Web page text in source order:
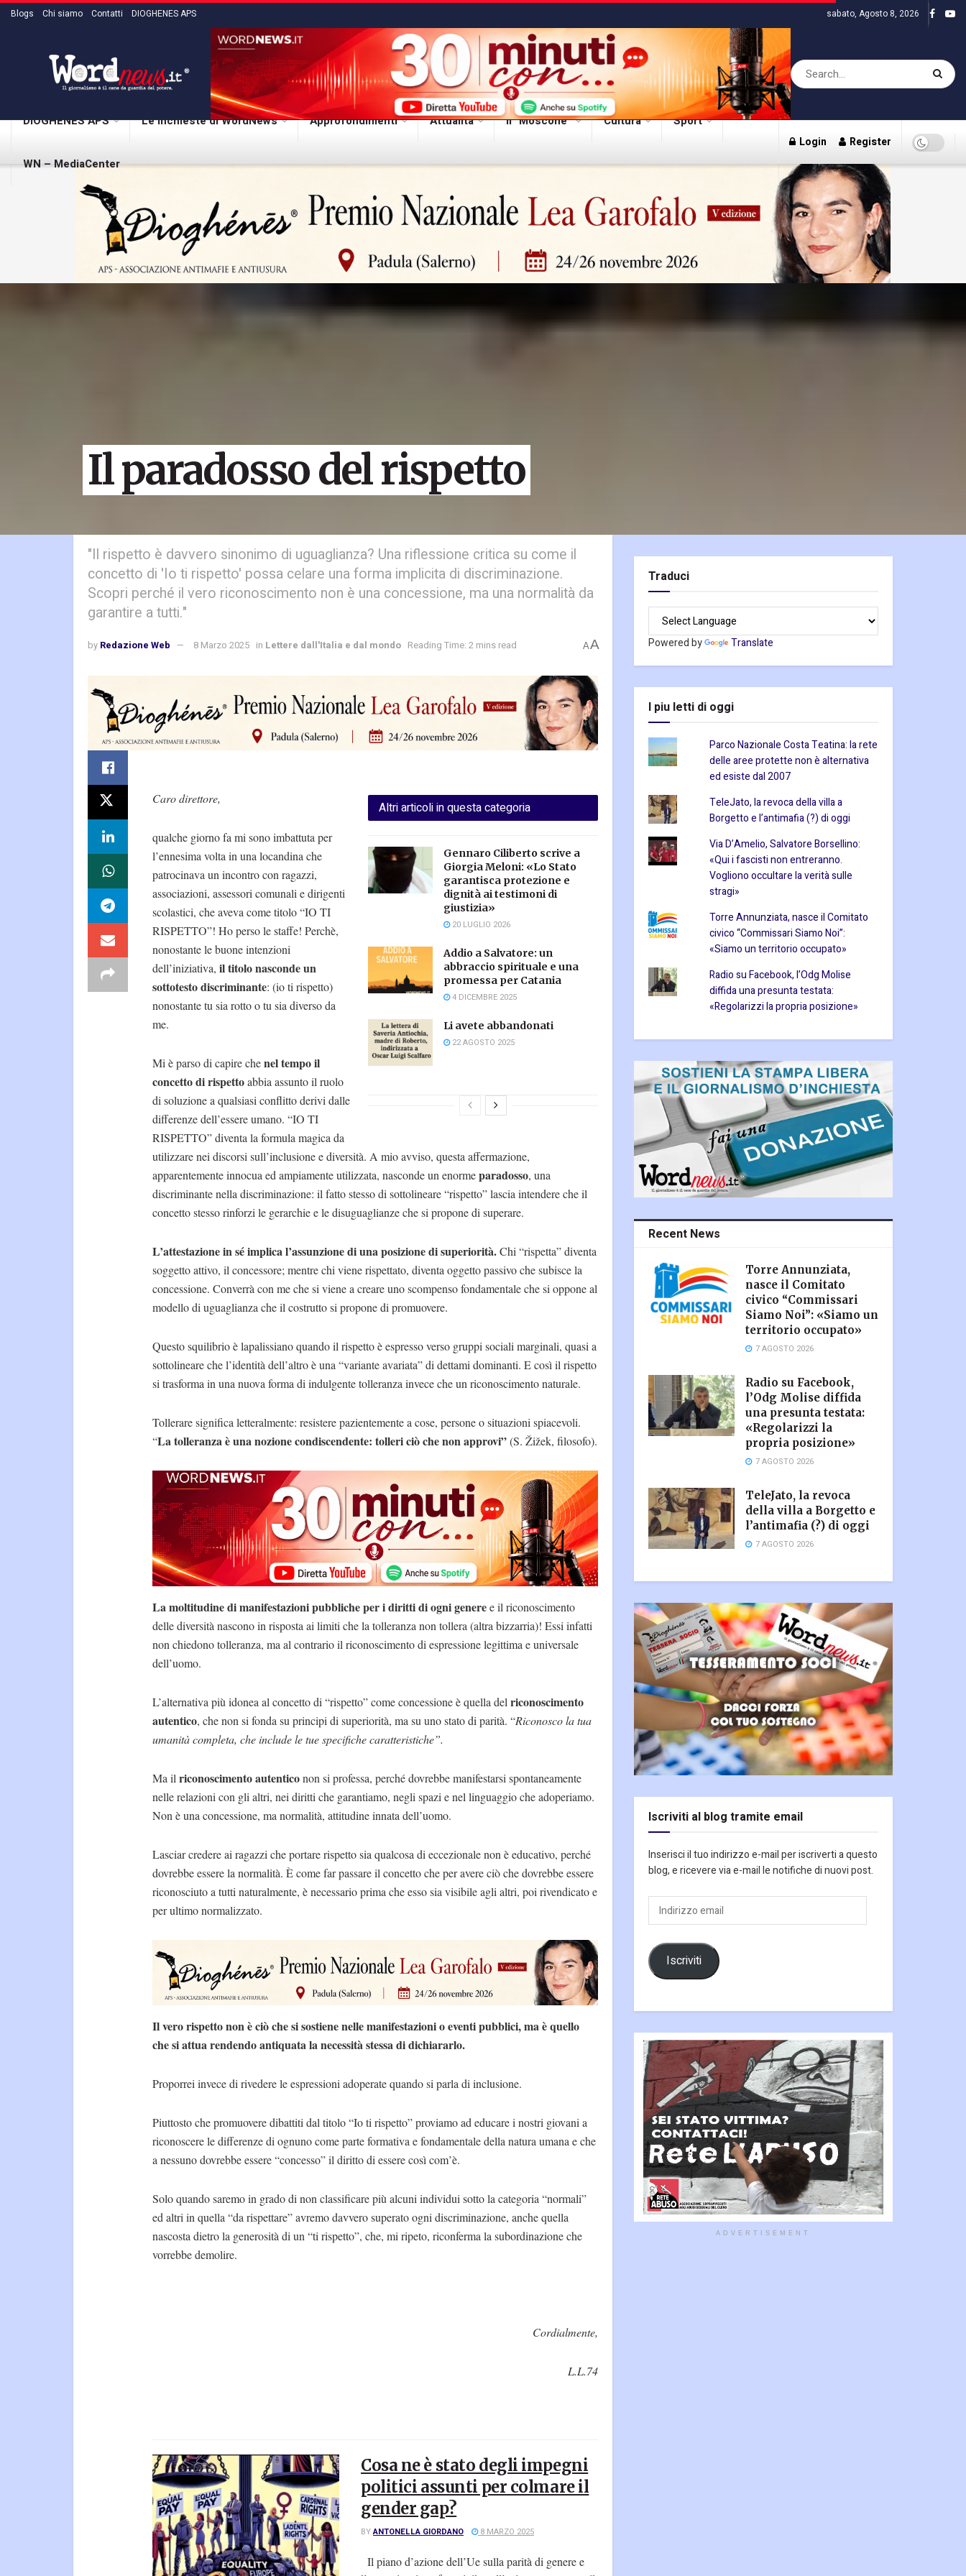
Blogs Chi siamo Contatti DIOGHENES APS sabato, Agosto 8, 2026
DIOGHENES APS Le inchieste di WordNews Approfondimenti Attualità Il “Moscone” Cultura Sport
WN – MediaCenter
Login Register
Il paradosso del rispetto
"Il rispetto è davvero sinonimo di uguaglianza? Una riflessione critica su come il
concetto di 'Io ti rispetto' possa celare una forma implicita di discriminazione.
Scopri perché il vero riconoscimento non è una concessione, ma una normalità da
garantire a tutti."
by Redazione Web 8 Marzo 2025 in Lettere dall'Italia e dal mondo Reading Time: 2 mins read AA
Altri articoli in questa categoria
Gennaro Ciliberto scrive a
Giorgia Meloni: «Lo Stato
garantisca protezione e
dignità ai testimoni di
giustizia»
20 LUGLIO 2026
Addio a Salvatore: un
abbraccio spirituale e una
promessa per Catania
4 DICEMBRE 2025
Li avete abbandonati
22 AGOSTO 2025
Caro direttore,
qualche giorno fa mi sono imbattuta per
l’ennesima volta in una locandina che
patrocinava un incontro con ragazzi,
associazioni, assessori comunali e dirigenti
scolastici, che aveva come titolo “IO TI
RISPETTO”! Ho perso le staffe! Perchè,
nonostante le buone intenzioni
dell’iniziativa, il titolo nasconde un
sottotesto discriminante: (io ti rispetto)
nonostante tu sia rotto o tu sia diverso da
me.
Mi è parso di capire chenel tempo il
concetto di rispettoabbia assunto il ruolo
di soluzione a qualsiasi conflitto derivi dalle
differenze dell’essere umano. “IO TI
RISPETTO” diventa la formula magica da
utilizzare nei discorsi sull’inclusione e diversità. A mio avviso, questa affermazione,
apparentemente innocua ed ampiamente utilizzata, nasconde un enormeparadosso, una
discriminante nella discriminazione: il fatto stesso di sottolineare “rispetto” lascia intendere che il
concetto stesso rinforzi le gerarchie e le disuguaglianze che si propone di superare.
L’attestazione in sé implica l’assunzione di una posizione di superiorità.Chi “rispetta” diventa
soggetto attivo, il concessore; mentre chi viene rispettato, diventa oggetto passivo che subisce la
concessione. Converrà con me che si viene a creare uno scompenso fondamentale che si oppone al
modello di uguaglianza che il costrutto si propone di promuovere.
Questo squilibrio è lapalissiano quando il rispetto è espresso verso gruppi sociali marginali, quasi a
sottolineare che l’identità dell’altro è una “variante avariata” di dettami dominanti. E così il rispetto
si trasforma in una nuova forma di indulgente tolleranza invece che un riconoscimento naturale.
Tollerare significa letteralmente: resistere pazientemente a cose, persone o situazioni spiacevoli.
“La tolleranza è una nozione condiscendente: tolleri ciò che non approvi”(S. Žižek, filosofo).
La moltitudine di manifestazioni pubbliche per i diritti di ogni generee il riconoscimento
delle diversità nascono in risposta ai limiti che la tolleranza non tollera (altra bizzarria)! Essi infatti
non chiedono tolleranza, ma al contrario il riconoscimento di espressione legittima e universale
dell’uomo.
L’alternativa più idonea al concetto di “rispetto” come concessione è quella del riconoscimento
autentico, che non si fonda su principi di superiorità, ma su uno stato di parità. “Riconosco la tua
umanità completa, che include le tue specifiche caratteristiche”.
Ma il riconoscimento autenticonon si professa, perché dovrebbe manifestarsi spontaneamente
nelle relazioni con gli altri, nei diritti che garantiamo, negli spazi e nel linguaggio che adoperiamo.
Non è una concessione, ma normalità, attitudine innata dell’uomo.
Lasciar credere ai ragazzi che portare rispetto sia qualcosa di eccezionale non è educativo, perché
dovrebbe essere la normalità. È come far passare il concetto che per avere ciò che dovrebbe essere
riconosciuto a tutti naturalmente, è necessario prima che esso sia visibile agli altri, poi rivendicato e
per ultimo normalizzato.
Il vero rispetto non è ciò che si sostiene nelle manifestazioni o eventi pubblici, ma è quello
che si attua rendendo antiquata la necessità stessa di dichiararlo.
Proporrei invece di rivedere le espressioni adoperate quando si parla di inclusione.
Piuttosto che promuovere dibattiti dal titolo “Io ti rispetto” proviamo ad educare i nostri giovani a
riconoscere le differenze di ognuno come parte formativa e fondamentale della natura umana e che
a nessuno dovrebbe essere “concesso” il diritto di essere così com’è.
Solo quando saremo in grado di non classificare più alcuni individui sotto la categoria “normali”
ed altri in quella “da rispettare” avremo davvero superato ogni discriminazione, anche quella
nascosta dietro la generosità di un “ti rispetto”, che, mi ripeto, riconferma la subordinazione che
vorrebbe demolire.
Cordialmente,
L.L.74
Cosa ne è stato degli impegni
politici assunti per colmare il
gender gap?
BYANTONELLA GIORDANO 8 MARZO 2025
Il piano d’azione dell’Ue sulla parità di genere e
Traduci
Powered by Translate
I piu letti di oggi
Parco Nazionale Costa Teatina: la rete
delle aree protette non è alternativa
ed esiste dal 2007
TeleJato, la revoca della villa a
Borgetto e l’antimafia (?) di oggi
Via D’Amelio, Salvatore Borsellino:
«Qui i fascisti non entreranno.
Vogliono occultare la verità sulle
stragi»
Torre Annunziata, nasce il Comitato
civico “Commissari Siamo Noi”:
«Siamo un territorio occupato»
Radio su Facebook, l’Odg Molise
diffida una presunta testata:
«Regolarizzi la propria posizione»
Recent News
Torre Annunziata,
nasce il Comitato
civico “Commissari
Siamo Noi”: «Siamo un
territorio occupato»
7 AGOSTO 2026
Radio su Facebook,
l’Odg Molise diffida
una presunta testata:
«Regolarizzi la
propria posizione»
7 AGOSTO 2026
TeleJato, la revoca
della villa a Borgetto e
l’antimafia (?) di oggi
7 AGOSTO 2026
Iscriviti al blog tramite email
Inserisci il tuo indirizzo e-mail per iscriverti a questo
blog, e ricevere via e-mail le notifiche di nuovi post.
Indirizzo
email
Iscriviti
ADVERTISEMENT